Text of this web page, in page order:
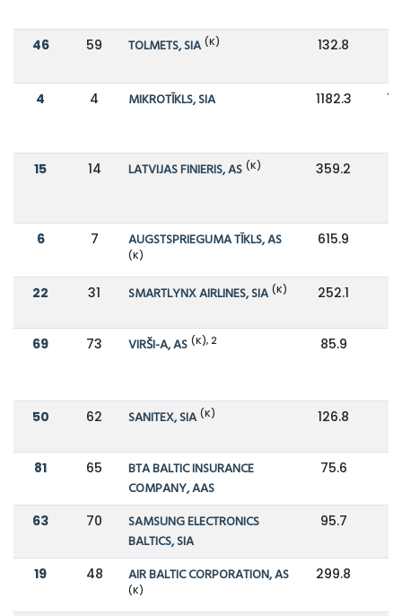
46 59 TOLMETS, SIA (K) 132.8
4 4 MIKROTĪKLS, SIA 1182.3
15 14 LATVIJAS FINIERIS, AS (K) 359.2
6 7 AUGSTSPRIEGUMA TĪKLS, AS
(K)
615.9
22 31 SMARTLYNX AIRLINES, SIA (K) 252.1
69 73 VIRŠI-A, AS (K), 2 85.9
50 62 SANITEX, SIA (K) 126.8
81 65
BTA BALTIC INSURANCE
COMPANY, AAS
75.6
63 70
SAMSUNG ELECTRONICS
BALTICS, SIA
95.7
19 48 AIR BALTIC CORPORATION, AS
(K)
299.8